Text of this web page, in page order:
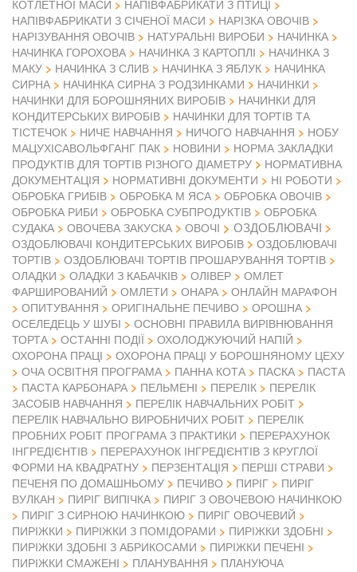
КОТЛЕТНОЇ МАСИ
НАПІВФАБРИКАТИ З ПТИЦІ
НАПІВФАБРИКАТИ З СІЧЕНОЇ МАСИ
НАРІЗКА ОВОЧІВ
НАРІЗУВАННЯ ОВОЧІВ
НАТУРАЛЬНІ ВИРОБИ
НАЧИНКА
НАЧИНКА ГОРОХОВА
НАЧИНКА З КАРТОПЛІ
НАЧИНКА З
МАКУ
НАЧИНКА З СЛИВ НАЧИНКА З ЯБЛУК
НАЧИНКА
СИРНА
НАЧИНКА СИРНА З РОДЗИНКАМИ
НАЧИНКИ
НАЧИНКИ ДЛЯ БОРОШНЯНИХ ВИРОБІВ
НАЧИНКИ ДЛЯ
КОНДИТЕРСЬКИХ ВИРОБІВ
НАЧИНКИ ДЛЯ ТОРТІВ ТА
ТІСТЕЧОК
НИЧЕ НАВЧАННЯ НИЧОГО НАВЧАННЯ
НОБУ
МАЦУХІСАВОЛЬФГАНГ ПАК
НОВИНИ
НОРМА ЗАКЛАДКИ
ПРОДУКТІВ ДЛЯ ТОРТІВ РІЗНОГО ДІАМЕТРУ
НОРМАТИВНА
ДОКУМЕНТАЦІЯ
НОРМАТИВНІ ДОКУМЕНТИ
НІ РОБОТИ
ОБРОБКА ГРИБІВ
ОБРОБКА М ЯСА
ОБРОБКА ОВОЧІВ
ОБРОБКА РИБИ
ОБРОБКА СУБПРОДУКТІВ
ОБРОБКА
СУДАКА
ОВОЧЕВА ЗАКУСКА ОВОЧІ ОЗДОБЛЮВАЧІ
ОЗДОБЛЮВАЧІ КОНДИТЕРСЬКИХ ВИРОБІВ
ОЗДОБЛЮВАЧІ
ТОРТІВ
ОЗДОБЛЮВАЧІ ТОРТІВ ПРОШАРУВАННЯ ТОРТІВ
ОЛАДКИ
ОЛАДКИ З КАБАЧКІВ ОЛІВЕР
ОМЛЕТ
ФАРШИРОВАНИЙ
ОМЛЕТИ ОНАРА
ОНЛАЙН МАРАФОН
ОПИТУВАННЯ
ОРИГІНАЛЬНЕ ПЕЧИВО
ОРОШНА
ОСЕЛЕДЕЦЬ У ШУБІ
ОСНОВНІ ПРАВИЛА ВИРІВНЮВАННЯ
ТОРТА
ОСТАННІ ПОДІЇ
ОХОЛОДЖУЮЧИЙ НАПІЙ
ОХОРОНА ПРАЦІ
ОХОРОНА ПРАЦІ У БОРОШНЯНОМУ ЦЕХУ
ОЧА ОСВІТНЯ ПРОГРАМА
ПАННА КОТА ПАСКА
ПАСТА
ПАСТА КАРБОНАРА
ПЕЛЬМЕНІ ПЕРЕЛІК
ПЕРЕЛІК
ЗАСОБІВ НАВЧАННЯ
ПЕРЕЛІК НАВЧАЛЬНИХ РОБІТ
ПЕРЕЛІК НАВЧАЛЬНО ВИРОБНИЧИХ РОБІТ
ПЕРЕЛІК
ПРОБНИХ РОБІТ ПРОГРАМА З ПРАКТИКИ
ПЕРЕРАХУНОК
ІНГРЕДІЄНТІВ
ПЕРЕРАХУНОК ІНГРЕДІЄНТІВ З КРУГЛОЇ
ФОРМИ НА КВАДРАТНУ
ПЕРЗЕНТАЦІЯ
ПЕРШІ СТРАВИ
ПЕЧЕНЯ ПО ДОМАШНЬОМУ
ПЕЧИВО ПИРІГ
ПИРІГ
ВУЛКАН
ПИРІГ ВИПІЧКА
ПИРІГ З ОВОЧЕВОЮ НАЧИНКОЮ
ПИРІГ З СИРНОЮ НАЧИНКОЮ
ПИРІГ ОВОЧЕВИЙ
ПИРІЖКИ
ПИРІЖКИ З ПОМІДОРАМИ
ПИРІЖКИ ЗДОБНІ
ПИРІЖКИ ЗДОБНІ З АБРИКОСАМИ
ПИРІЖКИ ПЕЧЕНІ
ПИРІЖКИ СМАЖЕНІ
ПЛАНУВАННЯ
ПЛАНУЮЧА